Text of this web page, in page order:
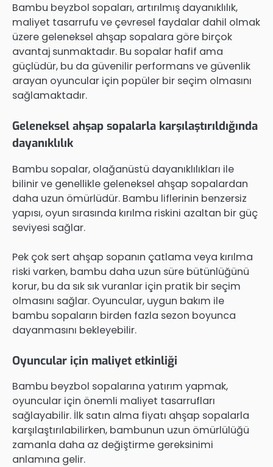
Bambu beyzbol sopaları, artırılmış dayanıklılık,
maliyet tasarrufu ve çevresel faydalar dahil olmak
üzere geleneksel ahşap sopalara göre birçok
avantaj sunmaktadır. Bu sopalar hafif ama
güçlüdür, bu da güvenilir performans ve güvenlik
arayan oyuncular için popüler bir seçim olmasını
sağlamaktadır.
Geleneksel ahşap sopalarla karşılaştırıldığında
dayanıklılık
Bambu sopalar, olağanüstü dayanıklılıkları ile
bilinir ve genellikle geleneksel ahşap sopalardan
daha uzun ömürlüdür. Bambu liflerinin benzersiz
yapısı, oyun sırasında kırılma riskini azaltan bir güç
seviyesi sağlar.
Pek çok sert ahşap sopanın çatlama veya kırılma
riski varken, bambu daha uzun süre bütünlüğünü
korur, bu da sık sık vuranlar için pratik bir seçim
olmasını sağlar. Oyuncular, uygun bakım ile
bambu sopaların birden fazla sezon boyunca
dayanmasını bekleyebilir.
Oyuncular için maliyet etkinliği
Bambu beyzbol sopalarına yatırım yapmak,
oyuncular için önemli maliyet tasarrufları
sağlayabilir. İlk satın alma fiyatı ahşap sopalarla
karşılaştırılabilirken, bambunun uzun ömürlülüğü
zamanla daha az değiştirme gereksinimi
anlamına gelir.